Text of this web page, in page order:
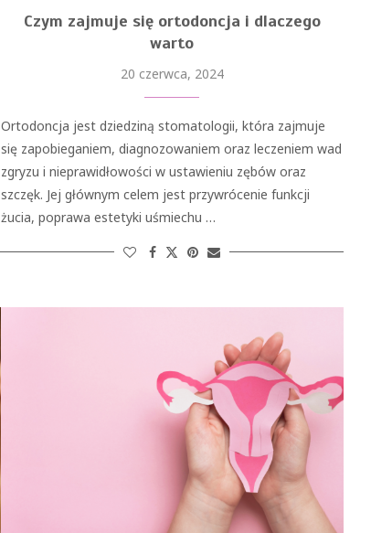
Czym zajmuje się ortodoncja i dlaczego
warto
20 czerwca, 2024
Ortodoncja jest dziedziną stomatologii, która zajmuje
się zapobieganiem, diagnozowaniem oraz leczeniem wad
zgryzu i nieprawidłowości w ustawieniu zębów oraz
szczęk. Jej głównym celem jest przywrócenie funkcji
żucia, poprawa estetyki uśmiechu …